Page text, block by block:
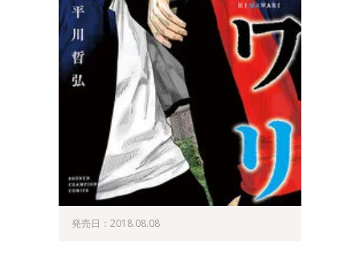
発売日：2018.08.08